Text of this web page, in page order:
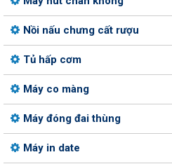
Nồi nấu chưng cất rượu
Tủ hấp cơm
Máy co màng
Máy đóng đai thùng
Máy in date